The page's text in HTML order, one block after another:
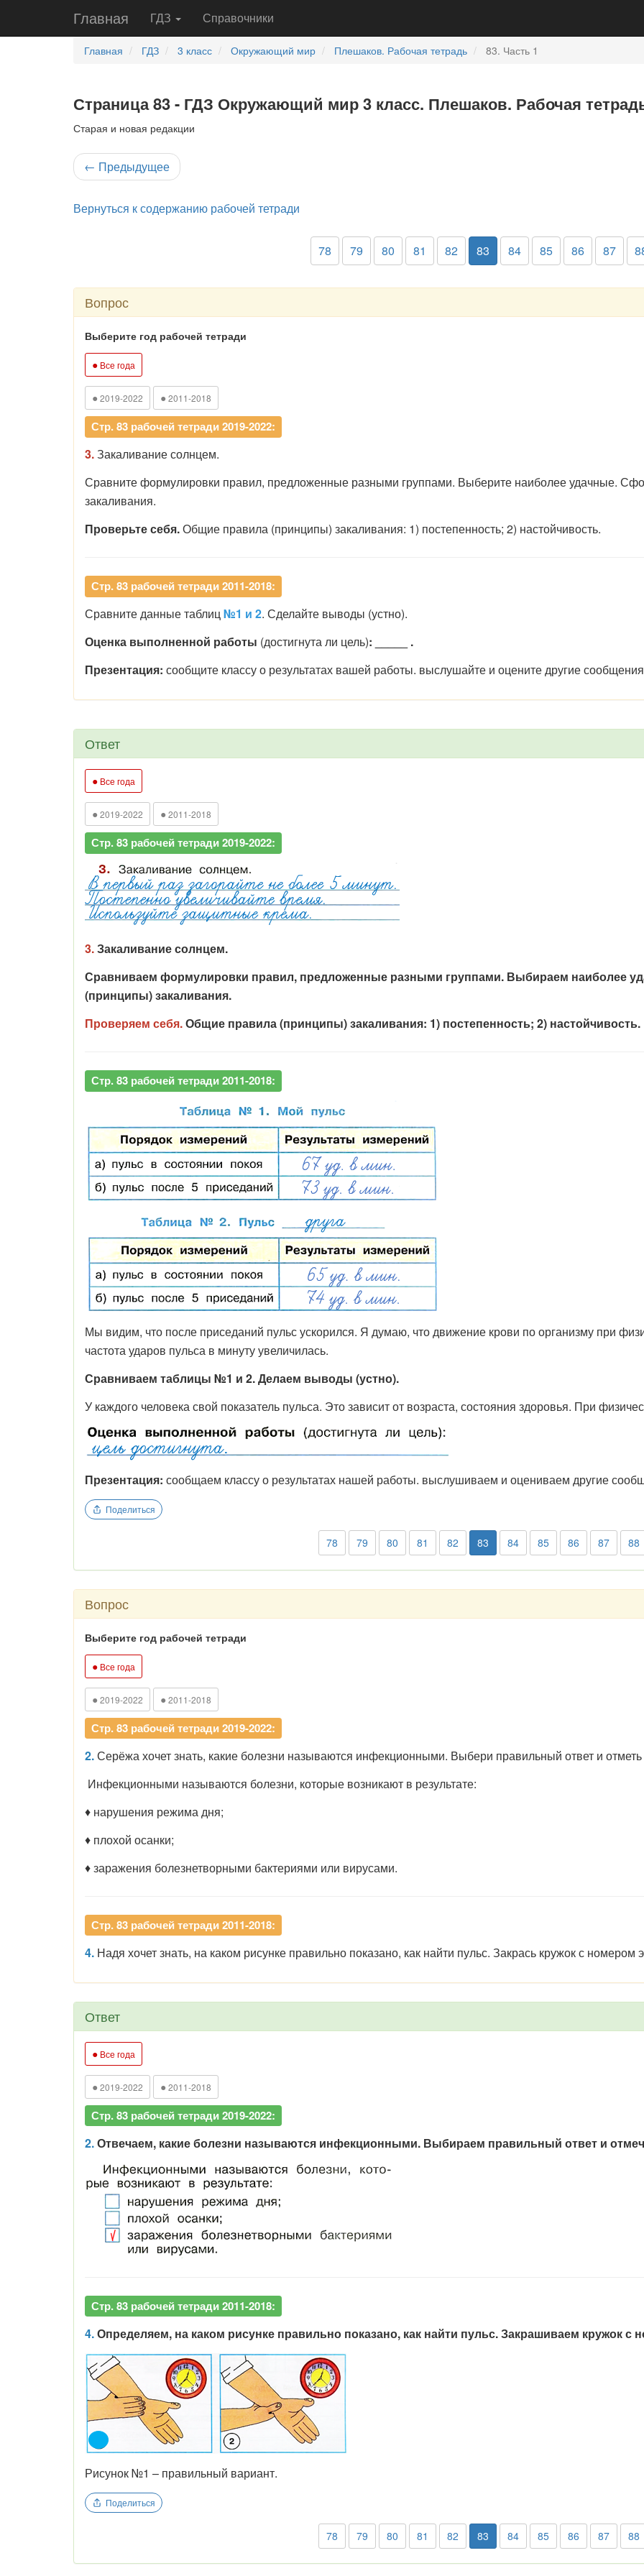
Главная ГДЗ Справочники
Главная ГДЗ 3 класс Окружающий мир Плешаков. Рабочая тетрадь 83. Часть 1
Страница 83 - ГДЗ Окружающий мир 3 класс. Плешаков. Рабочая
Старая и новая редакции
← Предыдущее
Вернуться к содержанию рабочей тетради
78 79 80 81 82 83 84 85 86 87
Вопрос
Выберите год рабочей тетради
● Все года
● 2019-2022 ● 2011-2018
Стр. 83 рабочей тетради 2019-2022:
3.Закаливание солнцем.
Сравните формулировки правил, предложенные разными группами. Выберите наиболее удачные.
закаливания.
Проверьте себя.Общие правила (принципы) закаливания: 1) постепенность; 2) настойчивость.
Стр. 83 рабочей тетради 2011-2018:
Сравните данные таблиц№1 и 2. Сделайте выводы (устно).
Оценка выполненной работы (достигнута ли цель): _____ .
Презентация: сообщите классу о результатах вашей работы. выслушайте и оцените другие
Ответ
● Все года
● 2019-2022 ● 2011-2018
Стр. 83 рабочей тетради 2019-2022:
3.Закаливание солнцем.
Сравниваем формулировки правил, предложенные разными группами. Выбираем наиболее
(принципы) закаливания.
Проверяем себя.Общие правила (принципы) закаливания: 1) постепенность; 2) настойчивость.
Стр. 83 рабочей тетради 2011-2018:
Мы видим, что после приседаний пульс ускорился. Я думаю, что движение крови по организму при
частота ударов пульса в минуту увеличилась.
Сравниваем таблицы №1 и 2. Делаем выводы (устно).
У каждого человека свой показатель пульса. Это зависит от возраста, состояния здоровья. При
Презентация: сообщаем классу о результатах нашей работы. выслушиваем и оцениваем другие
Поделиться
78 79 80 81 82 83 84 85 86 87 88
Вопрос
Выберите год рабочей тетради
● Все года
● 2019-2022 ● 2011-2018
Стр. 83 рабочей тетради 2019-2022:
2.Серёжа хочет знать, какие болезни называются инфекционными. Выбери правильный ответ и отметь
Инфекционными называются болезни, которые возникают в результате:
♦ нарушения режима дня;
♦ плохой осанки;
♦ заражения болезнетворными бактериями или вирусами.
Стр. 83 рабочей тетради 2011-2018:
4. Надя хочет знать, на каком рисунке правильно показано, как найти пульс. Закрась кружок с номером
Ответ
● Все года
● 2019-2022 ● 2011-2018
Стр. 83 рабочей тетради 2019-2022:
2.Отвечаем, какие болезни называются инфекционными. Выбираем правильный ответ и
Стр. 83 рабочей тетради 2011-2018:
4.Определяем, на каком рисунке правильно показано, как найти пульс. Закрашиваем кружок с
Рисунок №1 – правильный вариант.
Поделиться
78 79 80 81 82 83 84 85 86 87 88